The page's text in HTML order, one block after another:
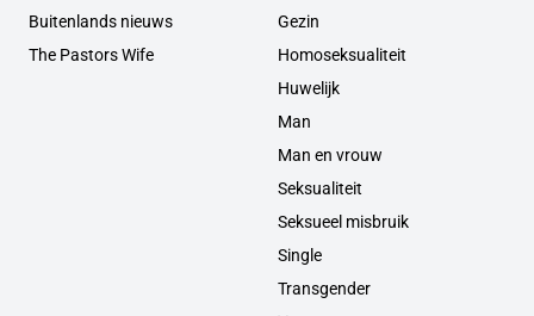
Buitenlands nieuws
The Pastors Wife
Gezin
Homoseksualiteit
Huwelijk
Man
Man en vrouw
Seksualiteit
Seksueel misbruik
Single
Transgender